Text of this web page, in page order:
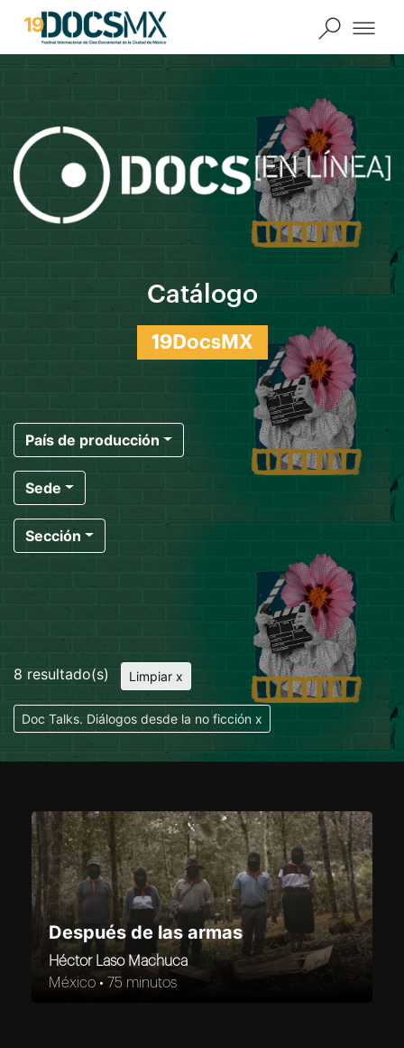
Catálogo
19DocsMX
País de producción
Sede
Sección
8 resultado(s) Limpiar x
Doc Talks. Diálogos desde la no ficción x
Después de las armas
Héctor Laso Machuca
México • 75 minutos